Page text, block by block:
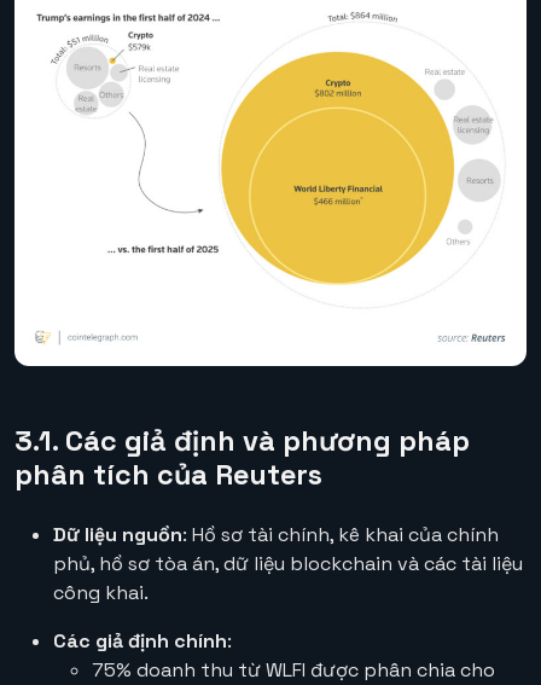
3.1. Các giả định và phương pháp
phân tích của Reuters
Dữ liệu nguồn: Hồ sơ tài chính, kê khai của chính
phủ, hồ sơ tòa án, dữ liệu blockchain và các tài liệu
công khai.
Các giả định chính:
75% doanh thu từ WLFI được phân chia cho